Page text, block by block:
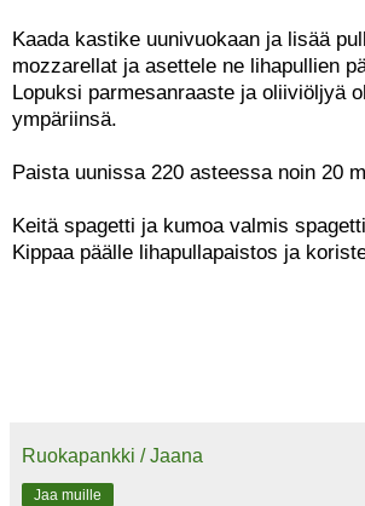
Kaada kastike uunivuokaan ja lisää
mozzarellat ja asettele ne lihapullien
Lopuksi parmesanraaste ja oliiviöljyä
ympäriinsä.
Paista uunissa 220 asteessa noin 20
Keitä spagetti ja kumoa valmis
Kippaa päälle lihapullapaistos ja
Ruokapankki / Jaana
Jaa muille